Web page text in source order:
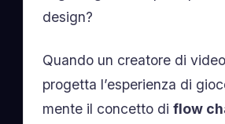
design?
Quando un creatore di
progetta l’esperienza di
mente il concetto diflow